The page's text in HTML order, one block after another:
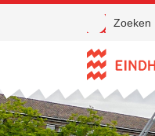
Direct naar de inhoud
Open
Zoeken